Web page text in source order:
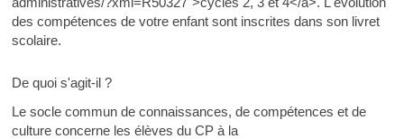
des compétences de votre enfant sont inscrites dans son livret
scolaire.
De quoi s'agit-il ?
Le socle commun de connaissances, de compétences et de
culture concerne les élèves du CP à la